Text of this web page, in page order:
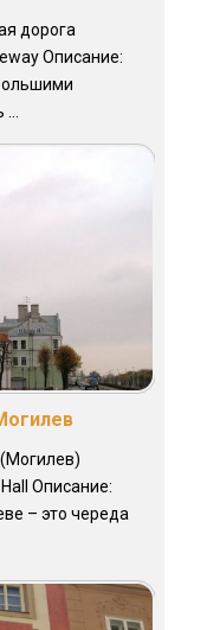
дорога
Описание:
Описание:
– это череда